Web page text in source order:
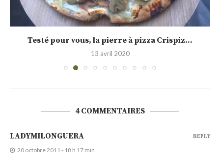
Testé pour vous, la pierre à pizza Crispiz...
13 avril 2020
4 COMMENTAIRES
LADYMILONGUERA
20 octobre 2011 - 18 h 17 min
REPLY